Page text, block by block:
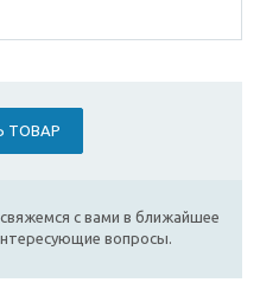
ТОВАР
с вами в ближайшее
вопросы.